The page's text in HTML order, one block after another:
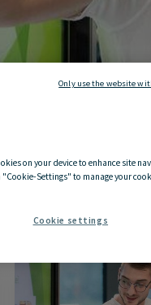
on your device to enhance site
Settings" to manage your
Cookie settings
Only use the website